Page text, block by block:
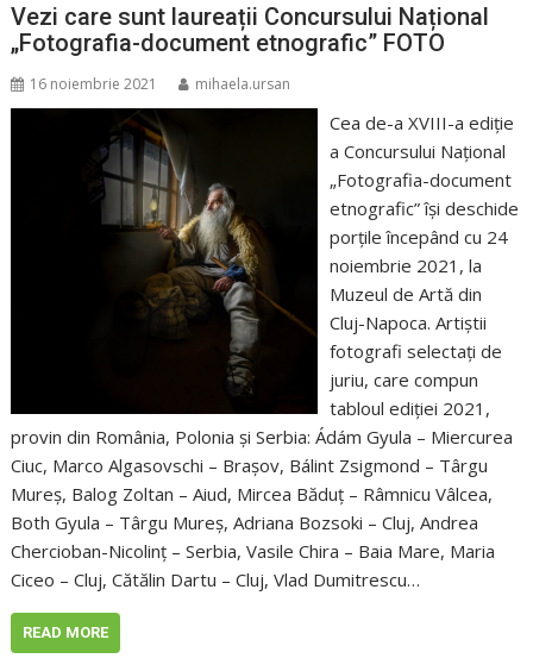
Vezi care sunt laureații Concursului Național
„Fotografia-document etnografic” FOTO
16 noiembrie 2021 mihaela.ursan
Cea de-a XVIII-a ediție
a Concursului Național
„Fotografia-document
etnografic” își deschide
porțile începând cu 24
noiembrie 2021, la
Muzeul de Artă din
Cluj-Napoca. Artiștii
fotografi selectați de
juriu, care compun
tabloul ediției 2021,
provin din România, Polonia și Serbia: Ádám Gyula – Miercurea
Ciuc, Marco Algasovschi – Braşov, Bálint Zsigmond – Târgu
Mureș, Balog Zoltan – Aiud, Mircea Băduț – Râmnicu Vâlcea,
Both Gyula – Târgu Mureş, Adriana Bozsoki – Cluj, Andrea
Chercioban-Nicolinț – Serbia, Vasile Chira – Baia Mare, Maria
Ciceo – Cluj, Cătălin Dartu – Cluj, Vlad Dumitrescu…
READ MORE